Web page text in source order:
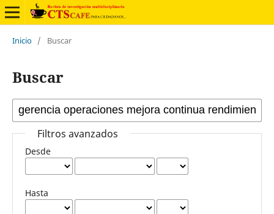
Inicio / Buscar
Buscar
Filtros avanzados
Desde
Hasta